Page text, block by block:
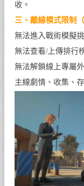
收。
三、離線模式限制
無法進入戰術模擬
無法查看/上傳排行
無法解鎖線上專屬
主線劇情、收集、